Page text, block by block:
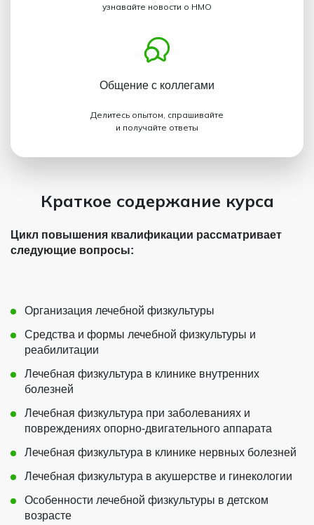
узнавайте новости о НМО
Общение с коллегами
Делитесь опытом, спрашивайте
и получайте ответы
Краткое содержание курса
Цикл повышения квалификации рассматривает
следующие вопросы:
Организация лечебной физкультуры
Средства и формы лечебной физкультуры и
реабилитации
Лечебная физкультура в клинике внутренних
болезней
Лечебная физкультура при заболеваниях и
повреждениях опорно-двигательного аппарата
Лечебная физкультура в клинике нервных болезней
Лечебная физкультура в акушерстве и гинекологии
Особенности лечебной физкультуры в детском
возрасте